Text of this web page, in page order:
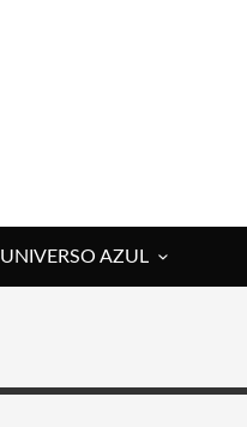
UNIVERSO AZUL